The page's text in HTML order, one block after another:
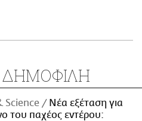
ΔΗΜΟΦΙΛΗ
Science
Νέα εξέταση για
του παχέος εντέρου: